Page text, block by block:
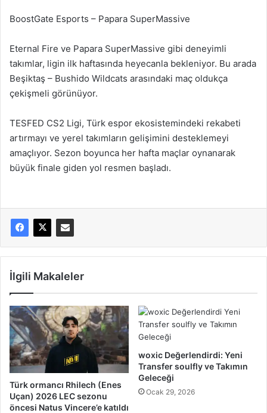
BoostGate Esports – Papara SuperMassive
Eternal Fire ve Papara SuperMassive gibi deneyimli
takımlar, ligin ilk haftasında heyecanla bekleniyor. Bu arada
Beşiktaş – Bushido Wildcats arasındaki maç oldukça
çekişmeli görünüyor.
TESFED CS2 Ligi, Türk espor ekosistemindeki rekabeti
artırmayı ve yerel takımların gelişimini desteklemeyi
amaçlıyor. Sezon boyunca her hafta maçlar oynanarak
büyük finale giden yol resmen başladı.
İlgili Makaleler
Türk ormancı Rhilech (Enes
Uçan) 2026 LEC sezonu
öncesi Natus Vincere’e katıldı
woxic Değerlendirdi: Yeni
Transfer soulfly ve Takımın
Geleceği
Ocak 29, 2026